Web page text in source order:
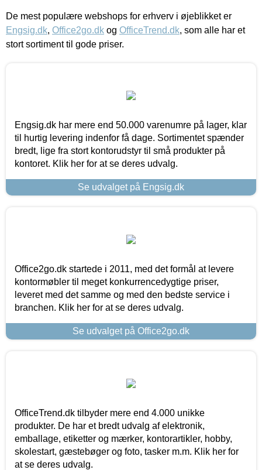
De mest populære webshops for erhverv i øjeblikket er
Engsig.dk, Office2go.dk og OfficeTrend.dk, som alle har et
stort sortiment til gode priser.
Engsig.dk har mere end 50.000 varenumre på lager, klar
til hurtig levering indenfor få dage. Sortimentet spænder
bredt, lige fra stort kontorudstyr til små produkter på
kontoret. Klik her for at se deres udvalg.
Se udvalget på Engsig.dk
Office2go.dk startede i 2011, med det formål at levere
kontormøbler til meget konkurrencedygtige priser,
leveret med det samme og med den bedste service i
branchen. Klik her for at se deres udvalg.
Se udvalget på Office2go.dk
OfficeTrend.dk tilbyder mere end 4.000 unikke
produkter. De har et bredt udvalg af elektronik,
emballage, etiketter og mærker, kontorartikler, hobby,
skolestart, gæstebøger og foto, tasker m.m. Klik her for
at se deres udvalg.